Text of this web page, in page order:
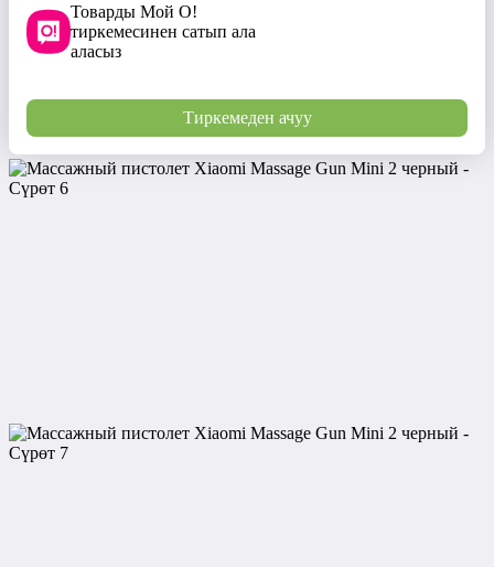
Товарды Мой О!
тиркемесинен сатып ала
аласыз
Тиркемеден ачуу